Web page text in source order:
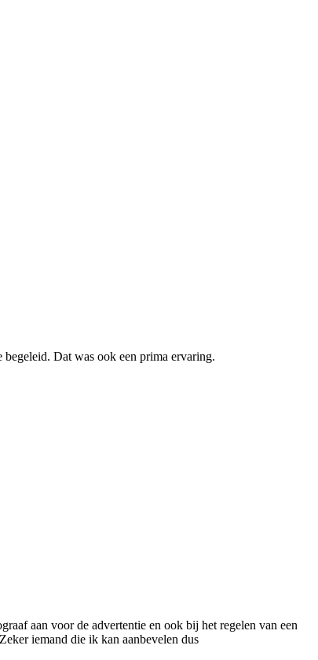
Dat was ook een prima ervaring.
aan voor de advertentie en ook bij het regelen van een
iemand die ik kan aanbevelen dus